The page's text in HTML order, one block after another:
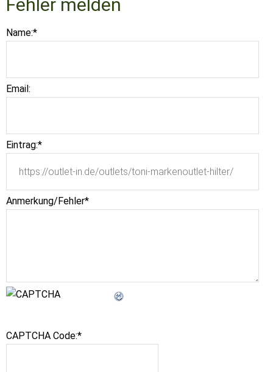
Fehler melden
Name:*
Email:
Eintrag:*
Anmerkung/Fehler*
CAPTCHA Code:*